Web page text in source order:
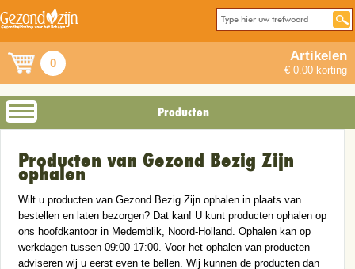
0 Artikelen
€ 0.00 korting
Producten
Producten van Gezond Bezig Zijn
ophalen
Wilt u producten van Gezond Bezig Zijn ophalen in plaats van
bestellen en laten bezorgen? Dat kan! U kunt producten ophalen op
ons hoofdkantoor in Medemblik, Noord-Holland. Ophalen kan op
werkdagen tussen 09:00-17:00. Voor het ophalen van producten
adviseren wij u eerst even te bellen. Wij kunnen de producten dan